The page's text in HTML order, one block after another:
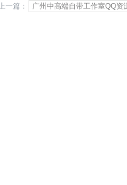
上一篇： 广州中高端自带工作室QQ资